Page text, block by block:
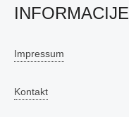
INFORMACIJE
Impressum
Kontakt